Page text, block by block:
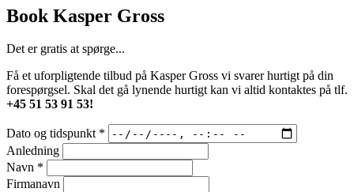
Book Kasper Gross
Det er gratis at spørge...
Få et uforpligtende tilbud på Kasper Gross vi svarer hurtigt på din
forespørgsel. Skal det gå lynende hurtigt kan vi altid kontaktes på tlf.
+45 51 53 91 53!
Dato og tidspunkt *
Anledning
Navn *
Firmanavn